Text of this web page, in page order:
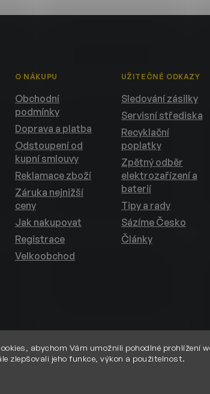
abychom Vám umožnili pohodlné prohlížení
zlepšovali jeho funkce, výkon a použitelnost.
O NÁKUPU
Obchodní
podmínky
Doprava a platba
Odstoupení od
kupní smlouvy
Reklamace zboží
Záruka nejnižší
ceny
Jak nakupovat
Registrace
Velkoobchod
UŽITEČNÉ ODKAZY
Sledování zásilky
Servisní střediska
Recyklační
poplatky
Zpětný odběr
elektrozařízení a
baterií
Tipy a rady
Sázíme Česko
Články